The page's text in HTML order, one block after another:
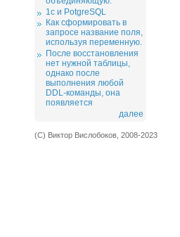
1c и PotgreSQL
Как сформировать в
запросе название поля,
используя переменную.
После восстановления
нет нужной таблицы,
однако после
выполнения любой
DDL-команды, она
появляется
далее
(С) Виктор Вислобоков, 2008-2023